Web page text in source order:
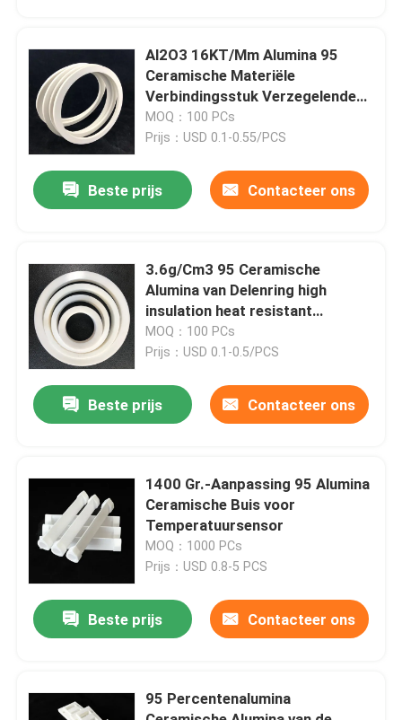
Huis
video's
ONGEVEER DE V.S.
Fabrieksreis
Kwaliteitscontrole
Contacteer ons
Verzoek om een Citaat
Ceramisch Alumina 95
Al2O3 16KT/Mm Alumina 95
Ceramische Materiële
Verbindingsstuk Verzegelende
Ring
MOQ：100 PCs
Prijs：USD 0.1-0.55/PCS
Beste prijs Contacteer ons
3.6g/Cm3 95 Ceramische
Alumina van Delenring high
insulation heat resistant
Ceramische Ring
MOQ：100 PCs
Prijs：USD 0.1-0.5/PCS
Beste prijs Contacteer ons
1400 Gr.-Aanpassing 95 Alumina
Ceramische Buis voor
Temperatuursensor
MOQ：1000 PCs
Prijs：USD 0.8-5 PCS
Beste prijs Contacteer ons
95 Percentenalumina